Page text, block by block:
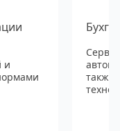
и
также